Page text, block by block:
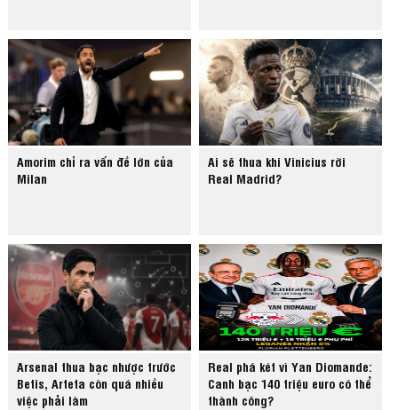
Amorim chỉ ra vấn đề lớn của
Milan
Ai sẽ thua khi Vinicius rời
Real Madrid?
Arsenal thua bạc nhược trước
Betis, Arteta còn quá nhiều
việc phải làm
Real phá két vì Yan Diomande:
Canh bạc 140 triệu euro có thể
thành công?